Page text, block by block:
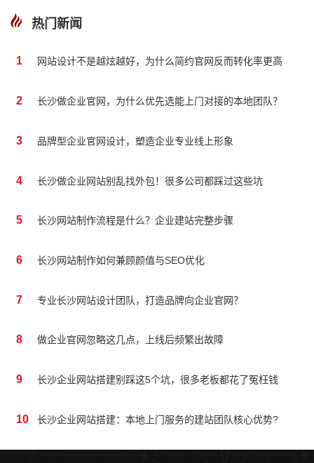
热门新闻
1 网站设计不是越炫越好，为什么简约官网反而转化率更高
2 长沙做企业官网，为什么优先选能上门对接的本地团队？
3 品牌型企业官网设计，塑造企业专业线上形象
4 长沙做企业网站别乱找外包！很多公司都踩过这些坑
5 长沙网站制作流程是什么？企业建站完整步骤
6 长沙网站制作如何兼顾颜值与SEO优化
7 专业长沙网站设计团队，打造品牌向企业官网？
8 做企业官网忽略这几点，上线后频繁出故障
9 长沙企业网站搭建别踩这5个坑，很多老板都花了冤枉钱
10 长沙企业网站搭建：本地上门服务的建站团队核心优势?